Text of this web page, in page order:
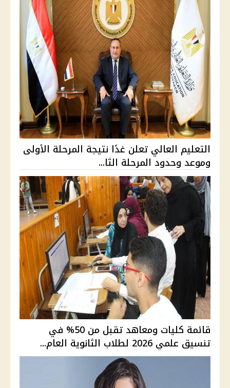
التعليم العالي تعلن غدًا نتيجة المرحلة الأولى
وموعد وحدود المرحلة الثا...
قائمة كليات ومعاهد تقبل من 50% في
تنسيق علمي 2026 لطلاب الثانوية العام...